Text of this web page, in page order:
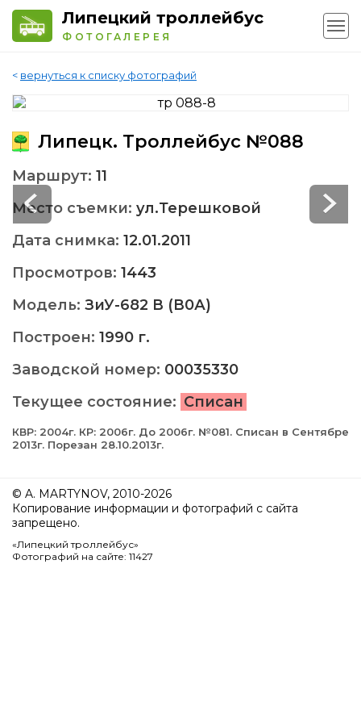
Липецкий троллейбус
ФОТОГАЛЕРЕЯ
< вернуться к списку фотографий
Липецк. Троллейбус №088
Маршрут: 11
Место съемки: ул.Терешковой
Дата снимка: 12.01.2011
Просмотров: 1443
Модель: ЗиУ-682 В (В0А)
Построен: 1990 г.
Заводской номер: 00035330
Текущее состояние: Списан
КВР: 2004г. КР: 2006г. До 2006г. №081. Списан в Сентябре
2013г. Порезан 28.10.2013г.
© A. MARTYNOV, 2010-2026
Копирование информации и фотографий с сайта
запрещено.
«Липецкий троллейбус»
Фотографий на сайте: 11427